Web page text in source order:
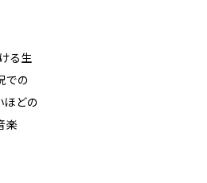
る生
での
ほどの
楽